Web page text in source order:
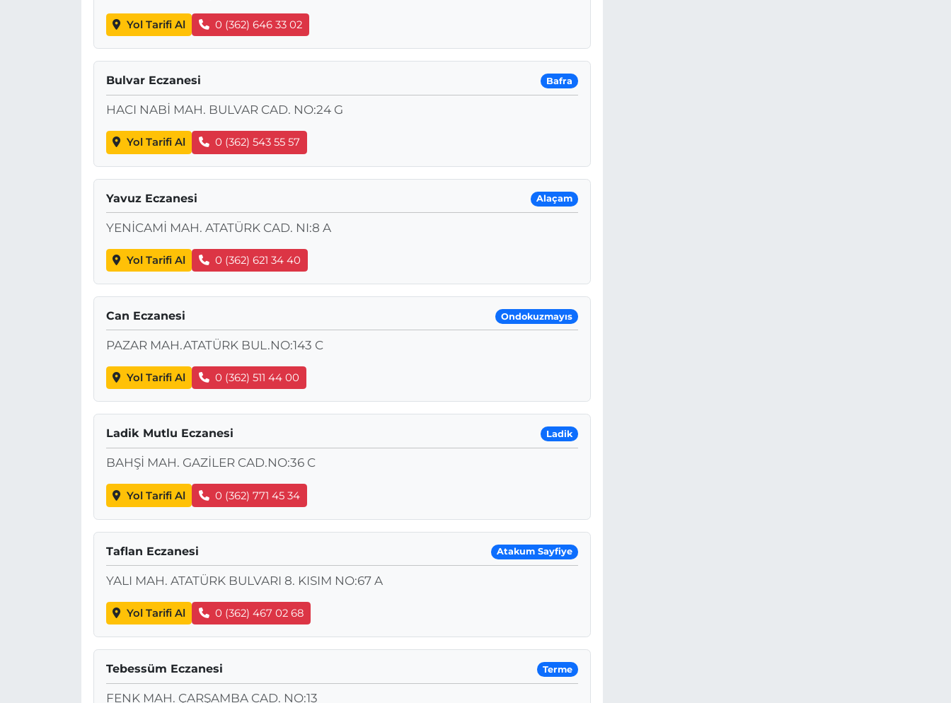
Yol Tarifi Al 0 (362) 646 33 02
Bulvar Eczanesi Bafra
HACI NABİ MAH. BULVAR CAD. NO:24 G
Yol Tarifi Al 0 (362) 543 55 57
Yavuz Eczanesi Alaçam
YENİCAMİ MAH. ATATÜRK CAD. NI:8 A
Yol Tarifi Al 0 (362) 621 34 40
Can Eczanesi Ondokuzmayıs
PAZAR MAH.ATATÜRK BUL.NO:143 C
Yol Tarifi Al 0 (362) 511 44 00
Ladik Mutlu Eczanesi Ladik
BAHŞİ MAH. GAZİLER CAD.NO:36 C
Yol Tarifi Al 0 (362) 771 45 34
Taflan Eczanesi Atakum Sayfiye
YALI MAH. ATATÜRK BULVARI 8. KISIM NO:67 A
Yol Tarifi Al 0 (362) 467 02 68
Tebessüm Eczanesi Terme
FENK MAH. ÇARŞAMBA CAD. NO:13